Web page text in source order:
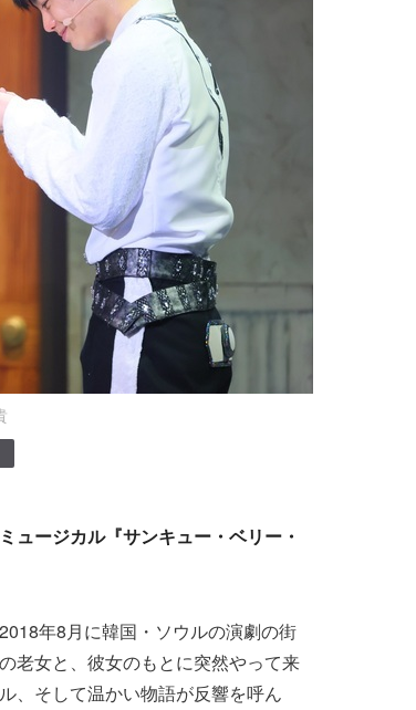
ミュージカル『サンキュー・ベリー・
年8月に韓国・ソウルの演劇の街
老女と、彼女のもとに突然やって来
、そして温かい物語が反響を呼ん